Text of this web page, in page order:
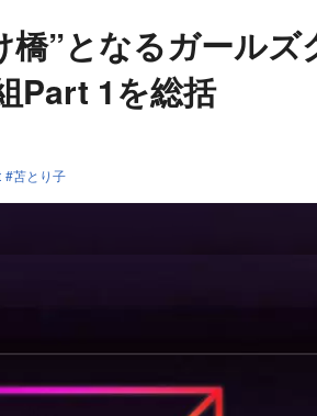
橋”となるガール
Part 1を総括
苫とり子